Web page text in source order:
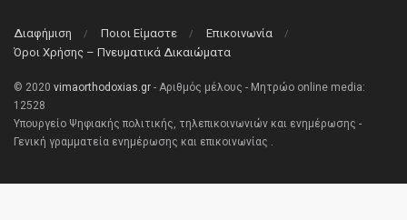
Διαφήμιση Ποιοι Είμαστε
Επικοινωνία
Όροι Χρήσης – Πνευματικά Δικαιώματα
© 2020 vimaorthodoxias.gr - Αριθμός μέλους - Μητρώο online media:
12528
Υπουργείο Ψηφιακής πολιτικής, τηλεπικοινωνιών και ενημέρωσης -
Γενική γραμματεία ενημέρωσης και επικοινωνίας .